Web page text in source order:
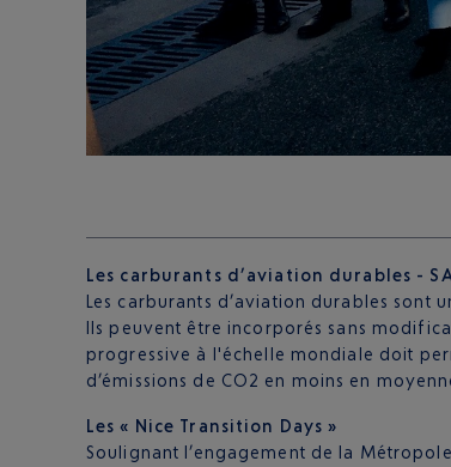
Les carburants d’aviation durables -
Les carburants d’aviation durables sont
Ils peuvent être incorporés sans
progressive à l'échelle mondiale doit
d’émissions de CO2 en moins en
Les « Nice Transition Days »
Soulignant l’engagement de la